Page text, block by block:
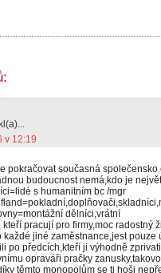
v 12:19
pokračovat současná
budoucnost nemá,kdo je
s humanitním bc /mgr
dělníci,vrátní
pracují pro firmy,moc radostný
každé jiné zaměstnance,jest pouze
po předcích,kteří ji výhodně
opraváři pračky
těmto monopolům se ti hoši